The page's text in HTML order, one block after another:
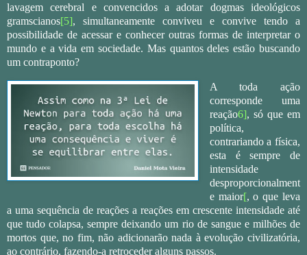
lavagem cerebral e convencidos a adotar dogmas ideológicos
gramscianos[5], simultaneamente conviveu e convive tendo a
possibilidade de acessar e conhecer outras formas de interpretar o
mundo e a vida em sociedade. Mas quantos deles estão buscando
um contraponto?
A toda ação
corresponde uma
reação6], só que em
política,
contrariando a física,
esta é sempre de
intensidade
desproporcionalment
e maior[, o que leva
a uma sequência de reações a reações em crescente intensidade até
que tudo colapsa, sempre deixando um rio de sangue e milhões de
mortos que, no fim, não adicionarão nada à evolução civilizatória,
ao contrário, fazendo-a retroceder alguns passos.